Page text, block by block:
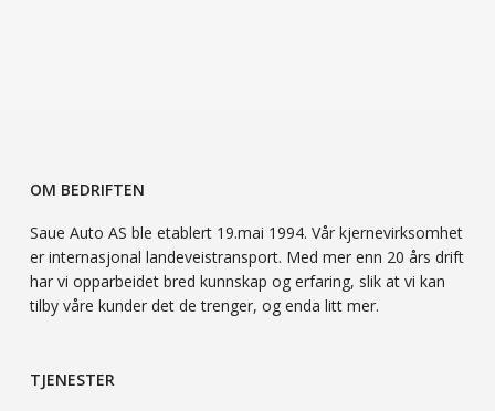
OM BEDRIFTEN
Saue Auto AS ble etablert 19.mai 1994. Vår kjernevirksomhet
er internasjonal landeveistransport. Med mer enn 20 års drift
har vi opparbeidet bred kunnskap og erfaring, slik at vi kan
tilby våre kunder det de trenger, og enda litt mer.
TJENESTER